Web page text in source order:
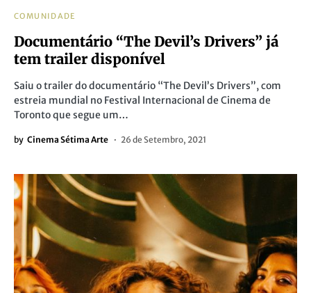
COMUNIDADE
Documentário “The Devil’s Drivers” já
tem trailer disponível
Saiu o trailer do documentário “The Devil’s Drivers”, com
estreia mundial no Festival Internacional de Cinema de
Toronto que segue um…
by Cinema Sétima Arte 26 de Setembro, 2021